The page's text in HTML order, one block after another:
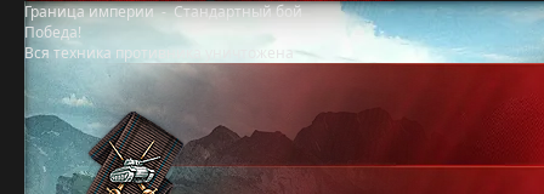
Граница империи-Стандартный бой
Победа!
Вся техника противника уничтожена